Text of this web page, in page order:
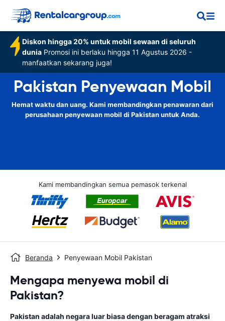
Diskon hingga 20% untuk mobil sewaan di seluruh
dunia Promosi ini berlaku hingga 11 Agustus 2026 -
manfaatkan sekarang juga!
Pakistan Penyewaan Mobil
Hemat waktu dan uang. Kami membandingkan penawaran dari
perusahaan penyewaan mobil di Pakistan untuk Anda.
Kami membandingkan semua pemasok terkenal
Beranda Penyewaan Mobil Pakistan
Mengapa menyewa mobil di
Pakistan?
Pakistan adalah negara luar biasa dengan beragam atraksi